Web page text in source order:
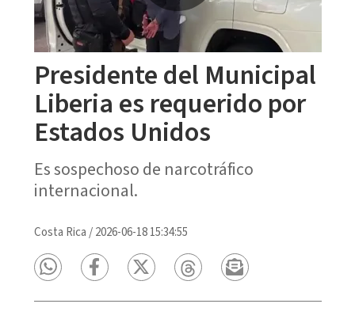
Presidente del Municipal
Liberia es requerido por
Estados Unidos
Es sospechoso de narcotráfico
internacional.
Costa Rica /2026-06-18 15:34:55